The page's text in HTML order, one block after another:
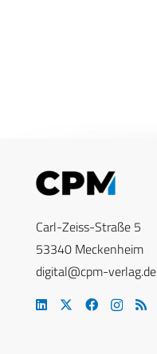
Carl-Zeiss-Straße 5
53340 Meckenheim
digital@cpm-verlag.de